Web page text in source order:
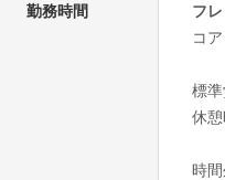
勤務時間
フ
コ
標
休
時